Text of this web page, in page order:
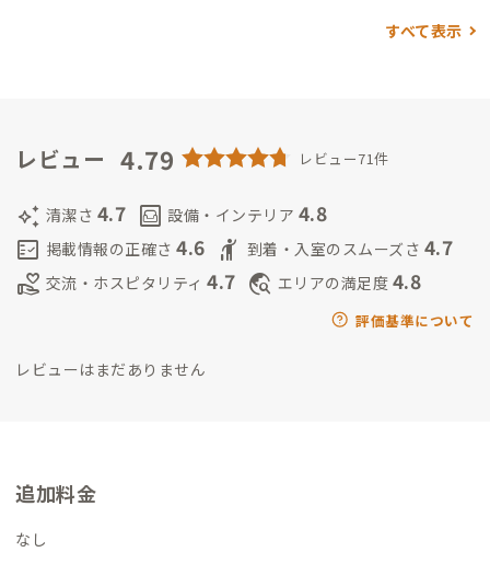
湘南andアウトドア好きです！湘南が好きで、
起業したのに伴い、家守を引き継ぎました皆さん楽しい滞在と
す！😄・リモートワークしつつ湘南暮らしを楽しみたい
や家守さんと適度に交流も楽しみたい
たい ・オシャレなカフェやレストランに行きたい・江ノ島や鎌
倉にも行ってみたい ◇こんな人は本拠点に向いてないと思いま
・誰とも話さず部屋にずっとこもりたい（家の構造上誰か
ます） ・出張の宿としての利用（近隣にビジネスホテルが二つ
すべて表示
レビュー 4.79 レビュー71件
auto_awesome 清潔さ 4.7 living 設備・インテリア 4.8
fact_check 掲載情報の正確さ 4.6 hail 到着・入室のスムーズさ 4.7
volunteer_activism 交流・ホスピタリティ 4.7 travel_explore エリアの満足度 4.8
評価基準について
レビューはまだありません
追加料金
なし